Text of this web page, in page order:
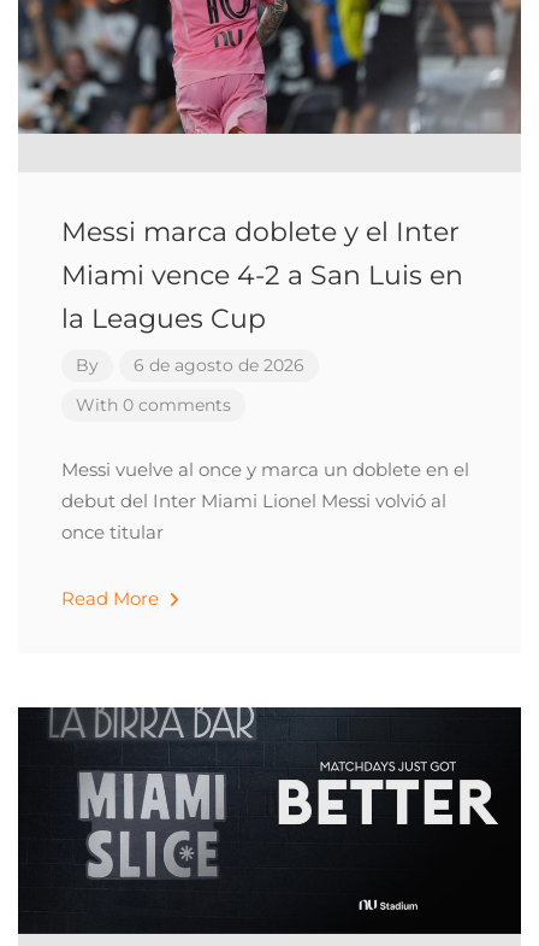
Messi marca doblete y el Inter
Miami vence 4-2 a San Luis en
la Leagues Cup
By
6 de agosto de 2026
With 0 comments
Messi vuelve al once y marca un doblete en el
debut del Inter Miami Lionel Messi volvió al
once titular
Read More